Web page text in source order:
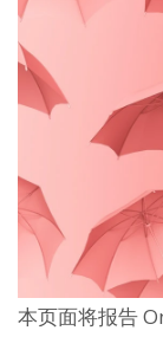
本页面将报告